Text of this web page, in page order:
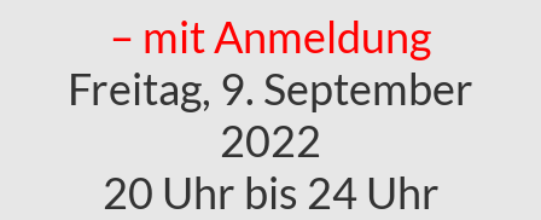
– mit Anmeldung
Freitag, 9. September
2022
20 Uhr bis 24 Uhr